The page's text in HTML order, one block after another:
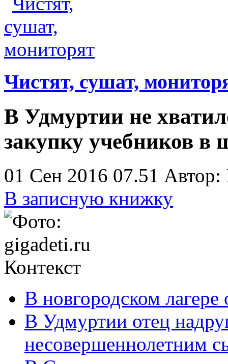
Чистят, сушат,
В Удмуртии не
закупку учебников в
01 Сен 2016 07.51 Автор:
В записную книжку
Контекст
В новгородском лагере
В Удмуртии отец
несовершеннолетним